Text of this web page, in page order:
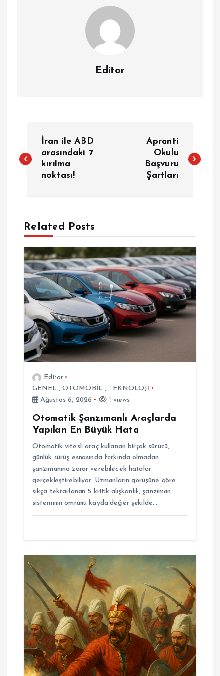
Editor
a
g
e
z
n
m
İran ile ABD
arasındaki 7
kırılma
noktası!
Apranti
Okulu
Başvuru
Şartları
Related Posts
Editor
GENEL , OTOMOBİL , TEKNOLOJİ
Ağustos 6, 2026
1 views
Otomatik Şanzımanlı Araçlarda
Yapılan En Büyük Hata
Otomatik vitesli araç kullanan birçok sürücü,
günlük sürüş esnasında farkında olmadan
şanzımanına zarar verebilecek hatalar
gerçekleştirebiliyor. Uzmanların görüşüne göre
sıkça tekrarlanan 5 kritik alışkanlık, şanzıman
sisteminin ömrünü kayda değer şekilde…